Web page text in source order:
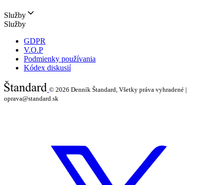
Služby
Služby
GDPR
V.O.P
Podmienky používania
Kódex diskusií
© 2026 Denník Štandard, Všetky práva vyhradené |
oprava@standard.sk